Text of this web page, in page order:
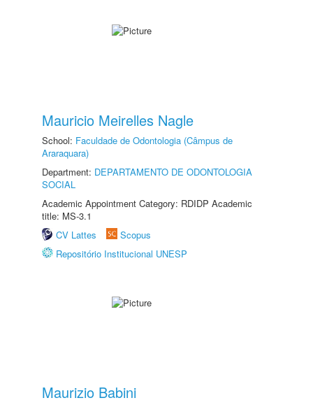
Mauricio Meirelles Nagle
School: Faculdade de Odontologia (Câmpus de
Araraquara)
Department: DEPARTAMENTO DE ODONTOLOGIA
SOCIAL
Academic Appointment Category: RDIDP Academic
title: MS-3.1
CV Lattes
Scopus
Repositório Institucional UNESP
Maurizio Babini